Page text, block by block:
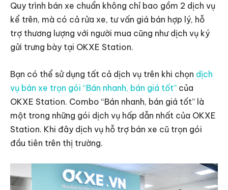
Quy trình bán xe chuẩn không chỉ bao gồm 2 dịch vụ
kể trên, mà có cả rửa xe, tư vấn giá bán hợp lý, hỗ
trợ thương lượng với người mua cũng như dịch vụ ký
gửi trưng bày tại OKXE Station.
Bạn có thể sử dụng tất cả dịch vụ trên khi chọn dịch
vụ bán xe trọn gói “Bán nhanh, bán giá tốt” của
OKXE Station. Combo “Bán nhanh, bán giá tốt” là
một trong những gói dịch vụ hấp dẫn nhất của OKXE
Station. Khi đây dịch vụ hỗ trợ bán xe cũ trọn gói
đầu tiên trên thị trường.